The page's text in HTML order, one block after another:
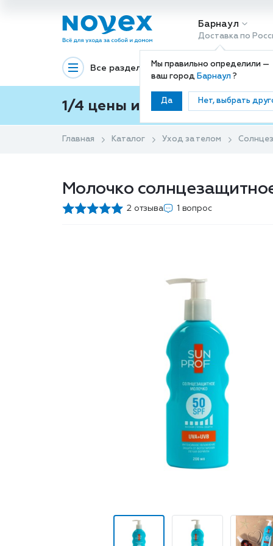
Барнаул
Доставка по
Мы правильно определили —
ваш город Барнаул?
Да Нет, выбрать
Все разделы Декоративная
1/4 цены и покупки ваши с
Главная Каталог Уход за телом
Молочко
2 отзыва 1 вопрос